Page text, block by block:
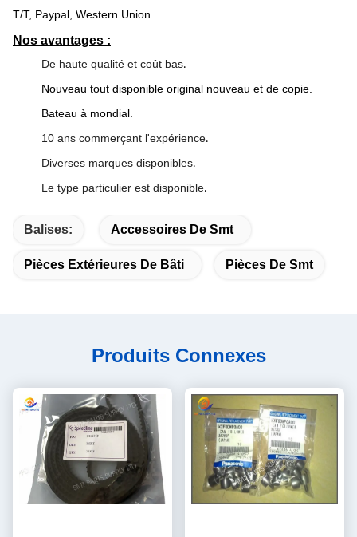
T/T, Paypal, Western Union
Nos avantages :
De haute qualité et coût bas.
Nouveau tout disponible original nouveau et de copie.
Bateau à mondial.
10 ans commerçant l'expérience.
Diverses marques disponibles.
Le type particulier est disponible.
Balises: Accessoires De Smt
Pièces Extérieures De Bâti Pièces De Smt
Produits Connexes